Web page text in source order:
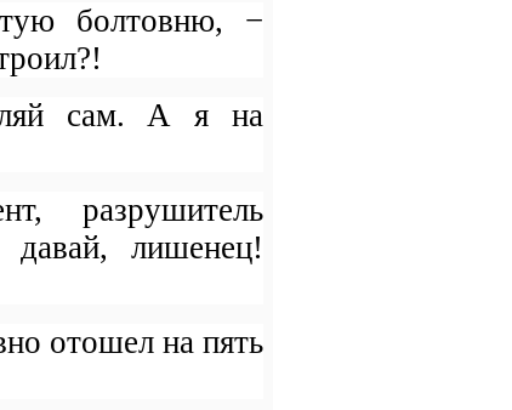
болтовню, −
сам. А я на
разрушитель
лишенец!
отошел на пять